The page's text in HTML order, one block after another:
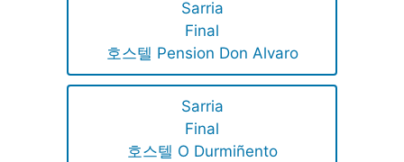
Sarria
Final
호스텔 Pension Don Alvaro
Sarria
Final
호스텔 O Durmiñento